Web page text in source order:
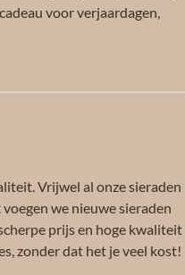
voor verjaardagen,
Vrijwel al onze sieraden
we nieuwe sieraden
prijs en hoge kwaliteit
zonder dat het je veel kost!